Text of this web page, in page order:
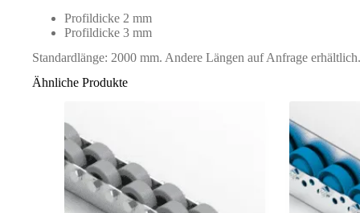
Profildicke 2 mm
Profildicke 3 mm
Standardlänge: 2000 mm. Andere Längen auf Anfrage erhältlich.
Ähnliche Produkte